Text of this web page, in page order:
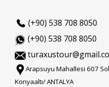
(+90) 538 708 8050
(+90) 538 708 8050
Arapsuyu Mahallesi 607
Konyaaltı/ ANTALYA